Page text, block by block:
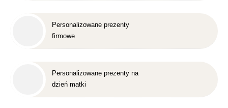
Personalizowane prezenty
firmowe
Personalizowane prezenty na
dzień matki